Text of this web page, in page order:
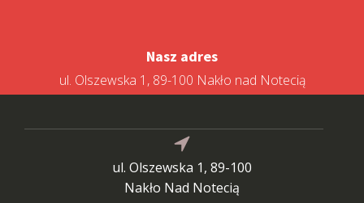
Nasz adres
ul. Olszewska 1, 89-100 Nakło nad Notecią
ul. Olszewska 1, 89-100
Nakło Nad Notecią